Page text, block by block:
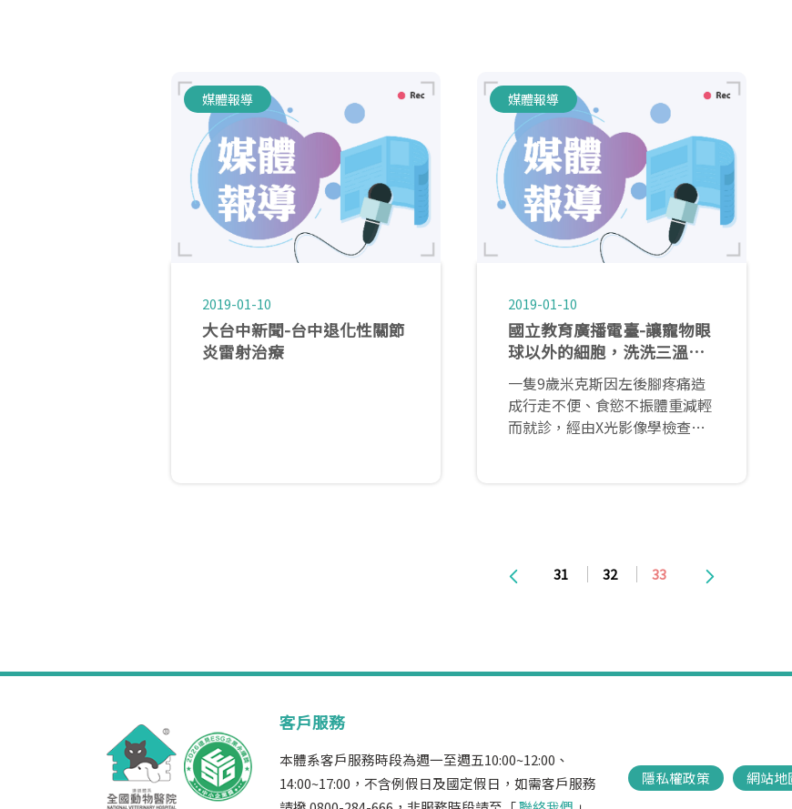
媒體報導
2019-01-10
大台中新聞-台中退化性關節
炎雷射治療
媒體報導
2019-01-10
國立教育廣播電臺-讓寵物眼
球以外的細胞，洗洗三溫暖
—雷射治療
一隻9歲米克斯因左後腳疼痛造
成行走不便、食慾不振體重減輕
而就診，經由X光影像學檢查後
31 32 33
客戶服務
本體系客戶服務時段為週一至週五10:00~12:00、
14:00~17:00，不含例假日及國定假日，如需客戶服務
隱私權政策 網站地